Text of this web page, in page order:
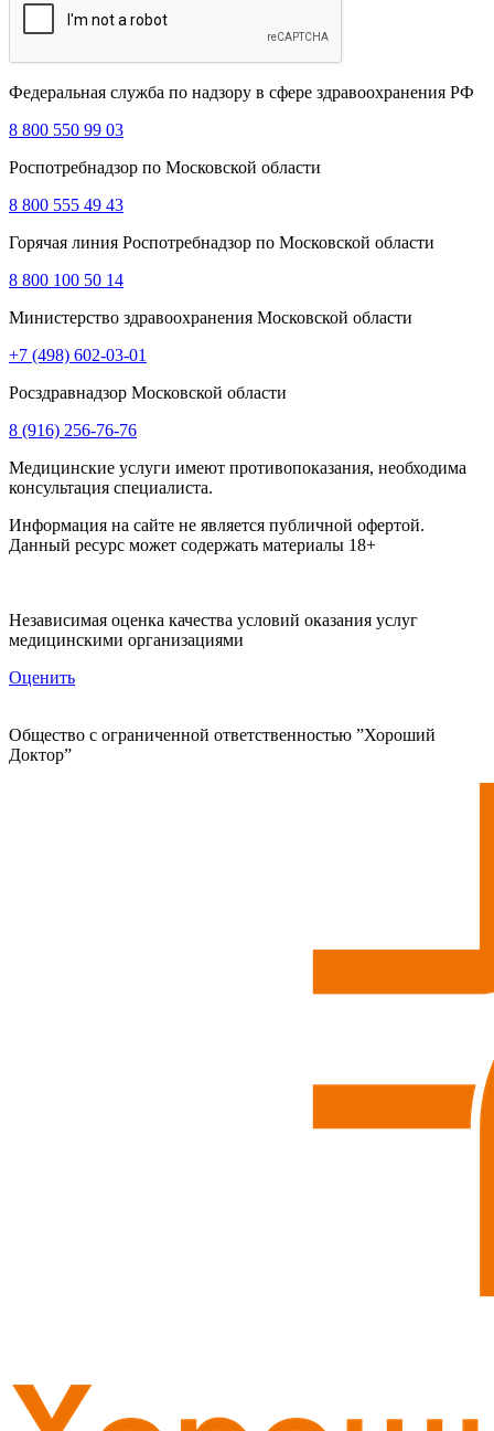
Федеральная служба по надзору в сфере здравоохранения РФ
8 800 550 99 03
Роспотребнадзор по Московской области
8 800 555 49 43
Горячая линия Роспотребнадзор по Московской области
8 800 100 50 14
Министерство здравоохранения Московской области
+7 (498) 602-03-01
Росздравнадзор Московской области
8 (916) 256-76-76
Медицинские услуги имеют противопоказания, необходима
консультация специалиста.
Информация на сайте не является публичной офертой.
Данный ресурс может содержать материалы 18+
Независимая оценка качества условий оказания услуг
медицинскими организациями
Оценить
Общество с ограниченной ответственностью ”Хороший
Доктор”